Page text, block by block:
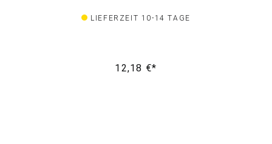
LIEFERZEIT 10-14 TAGE
12,18 €*